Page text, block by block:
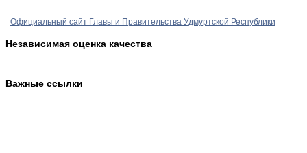
Официальный сайт Главы и Правительства Удмуртской Республики
Независимая оценка качества
Важные ссылки